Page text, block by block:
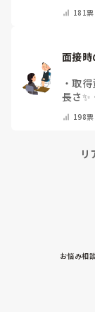
他(コ
181票
面接時
・取得
長さ✨
198票
リ
お悩み相